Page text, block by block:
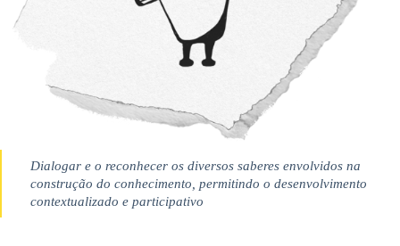
Dialogar e o reconhecer os diversos saberes envolvidos na
construção do conhecimento, permitindo o desenvolvimento
contextualizado e participativo